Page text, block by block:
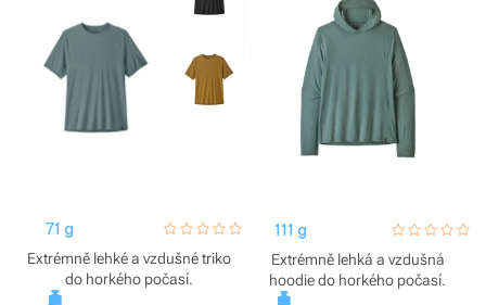
71 g hodnoceni_zakazniku
0 / 5
Extrémně lehké a vzdušné triko
do horkého počasí.
111 g
0 / 5
Extrémně lehká a vzdušná
hoodie do horkého počasí.